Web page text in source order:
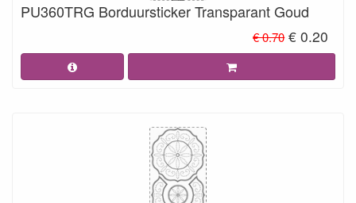
PU360TRG Borduursticker Transparant Goud
€ 0.70 € 0.20